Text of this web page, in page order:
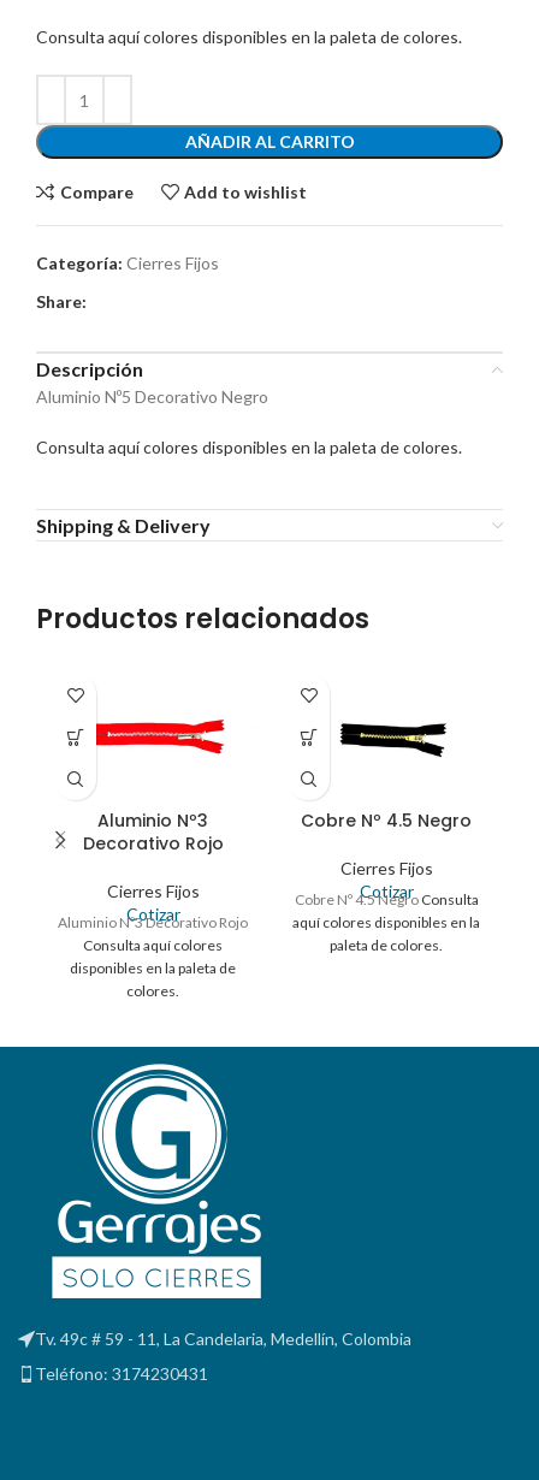
Consulta aquí colores disponibles en la paleta de colores.
AÑADIR AL CARRITO
Compare Add to wishlist
Categoría: Cierres Fijos
Share:
Descripción
Aluminio Nº5 Decorativo Negro
Consulta aquí colores disponibles en la paleta de colores.
Shipping & Delivery
Productos relacionados
Aluminio Nº3
Decorativo Rojo
Cierres Fijos
Cotizar
Aluminio Nº3 Decorativo Rojo
Consulta aquí colores
disponibles en la paleta de
colores.
Cobre Nº 4.5 Negro
Cierres Fijos
Cotizar
Cobre Nº 4.5 Negro Consulta
aquí colores disponibles en la
paleta de colores.
Tv. 49c # 59 - 11, La Candelaria, Medellín, Colombia
Teléfono: 3174230431